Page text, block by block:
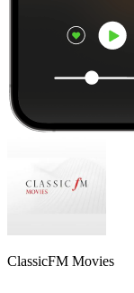
ClassicFM Movies